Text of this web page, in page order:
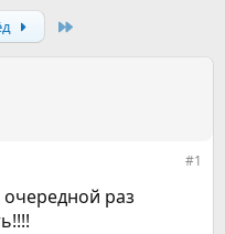
#1
очередной раз